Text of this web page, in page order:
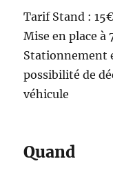
Tarif Stand :
Mise en place à
Stationnement
possibilité de
véhicule
Quand